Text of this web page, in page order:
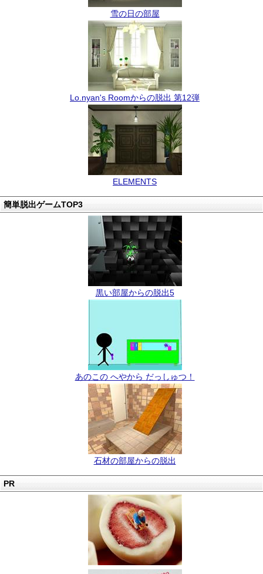
雪の日の部屋
Lo.nyan's Roomからの脱出 第12弾
ELEMENTS
簡単脱出ゲームTOP3
黒い部屋からの脱出5
あのこの へやから だっしゅつ！
石材の部屋からの脱出
PR